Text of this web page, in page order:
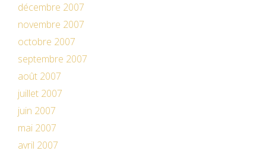
décembre 2007
novembre 2007
octobre 2007
septembre 2007
août 2007
juillet 2007
juin 2007
mai 2007
avril 2007